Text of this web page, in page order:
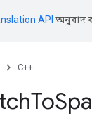
API অনুবাদ
C++
To